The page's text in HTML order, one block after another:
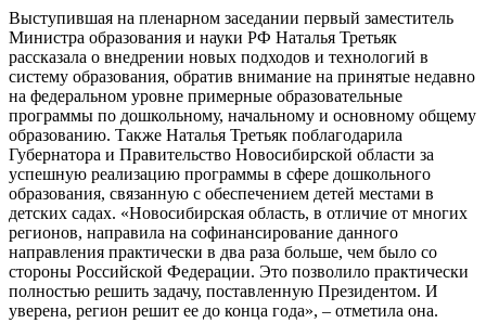
Выступившая на пленарном заседании первый заместитель
Министра образования и науки РФ Наталья Третьяк
рассказала о внедрении новых подходов и технологий в
систему образования, обратив внимание на принятые недавно
на федеральном уровне примерные образовательные
программы по дошкольному, начальному и основному общему
образованию. Также Наталья Третьяк поблагодарила
Губернатора и Правительство Новосибирской области за
успешную реализацию программы в сфере дошкольного
образования, связанную с обеспечением детей местами в
детских садах. «Новосибирская область, в отличие от многих
регионов, направила на софинансирование данного
направления практически в два раза больше, чем было со
стороны Российской Федерации. Это позволило практически
полностью решить задачу, поставленную Президентом. И
уверена, регион решит ее до конца года», – отметила она.